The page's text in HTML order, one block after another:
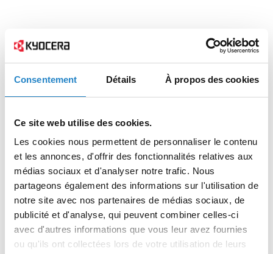
Consentement Détails À propos des cookies
Ce site web utilise des cookies.
Les cookies nous permettent de personnaliser le contenu
et les annonces, d'offrir des fonctionnalités relatives aux
médias sociaux et d'analyser notre trafic. Nous
partageons également des informations sur l'utilisation de
notre site avec nos partenaires de médias sociaux, de
publicité et d'analyse, qui peuvent combiner celles-ci
avec d'autres informations que vous leur avez fournies
ou qu'ils ont collectées lors de votre utilisation de leurs